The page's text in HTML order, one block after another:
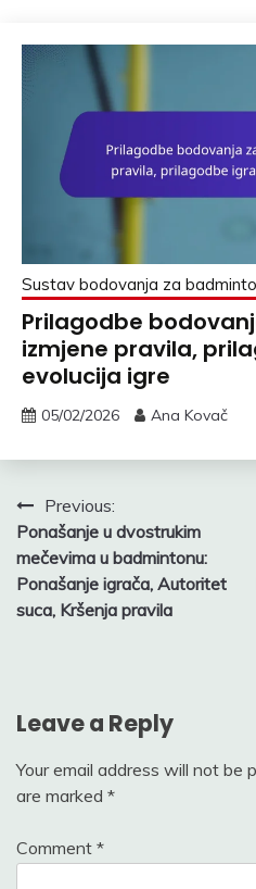
Sustav bodovanja za
Prilagodbe
izmjene pravila,
evolucija igre
05/02/2026 Ana Kovač
Post
navigation
Previous:
Ponašanje u dvostrukim
mečevima u badmintonu:
Ponašanje igrača, Autoritet
suca, Kršenja pravila
Leave a Reply
Your email address will not be
are marked *
Comment *